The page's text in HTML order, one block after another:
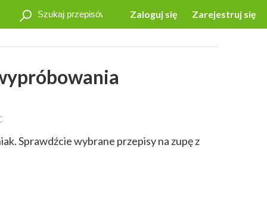
Zaloguj się Zarejestruj się
Sprawdźcie wybrane przepisy na zupę z